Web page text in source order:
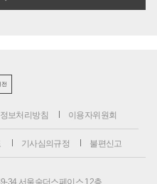
전
보처리방침 이용자위원회
기사심의규정 불편신고
34 서울숲더스페이스 12층